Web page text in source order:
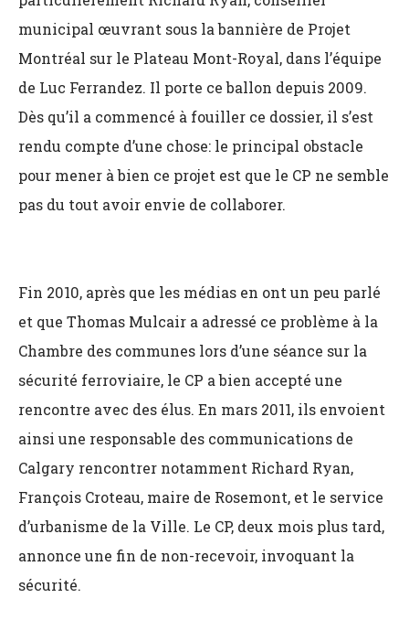
municipal œuvrant sous la bannière de Projet
Montréal sur le Plateau Mont-Royal, dans l’équipe
de Luc Ferrandez. Il porte ce ballon depuis 2009.
Dès qu’il a commencé à fouiller ce dossier, il s’est
rendu compte d’une chose: le principal obstacle
pour mener à bien ce projet est que le CP ne semble
pas du tout avoir envie de collaborer.
Fin 2010, après que les médias en ont un peu parlé
et que Thomas Mulcair a adressé ce problème à la
Chambre des communes lors d’une séance sur la
sécurité ferroviaire, le CP a bien accepté une
rencontre avec des élus. En mars 2011, ils envoient
ainsi une responsable des communications de
Calgary rencontrer notamment Richard Ryan,
François Croteau, maire de Rosemont, et le service
d’urbanisme de la Ville. Le CP, deux mois plus tard,
annonce une fin de non-recevoir, invoquant la
sécurité.